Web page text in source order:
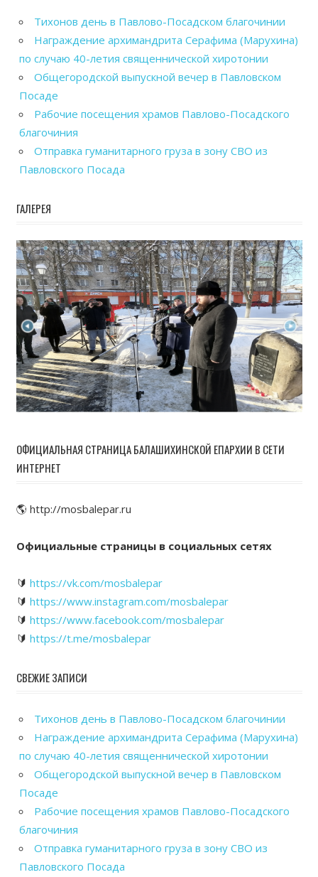
Тихонов день в Павлово-Посадском благочинии
Награждение архимандрита Серафима (Марухина)
по случаю 40-летия священнической хиротонии
Общегородской выпускной вечер в Павловском
Посаде
Рабочие посещения храмов Павлово-Посадского
благочиния
Отправка гуманитарного груза в зону СВО из
Павловского Посада
ГАЛЕРЕЯ
ОФИЦИАЛЬНАЯ СТРАНИЦА БАЛАШИХИНСКОЙ ЕПАРХИИ В СЕТИ
ИНТЕРНЕТ
🌎 http://mosbalepar.ru
Официальные страницы в социальных сетях
🔰 https://vk.com/mosbalepar
🔰 https://www.instagram.com/mosbalepar
🔰 https://www.facebook.com/mosbalepar
🔰 https://t.me/mosbalepar
СВЕЖИЕ ЗАПИСИ
Тихонов день в Павлово-Посадском благочинии
Награждение архимандрита Серафима (Марухина)
по случаю 40-летия священнической хиротонии
Общегородской выпускной вечер в Павловском
Посаде
Рабочие посещения храмов Павлово-Посадского
благочиния
Отправка гуманитарного груза в зону СВО из
Павловского Посада